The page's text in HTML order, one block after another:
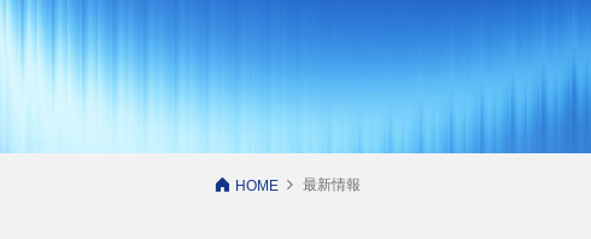
HOME 最新情報